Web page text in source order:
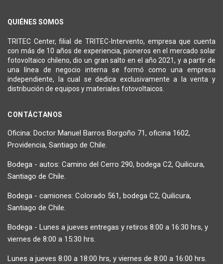
QUIÉNES SOMOS
TRITEC Center, filial de TRITEC-Intervento, empresa que cuenta
con más de 10 años de experiencia, pioneros en el mercado solar
fotovoltaico chileno, dio un gran salto en el año 2021, y a partir de
una línea de negocio interna se formó como una empresa
independiente, la cual se dedica exclusivamente a la venta y
distribución de equipos y materiales fotovoltaicos.
CONTÁCTANOS
Oficina: Doctor Manuel Barros Borgoño 71, oficina 1602,
Providencia, Santiago de Chile.
Bodega - autos: Camino del Cerro 290, bodega C2, Quilicura,
Santiago de Chile.
Bodega - camiones: Colorado 561, bodega C2, Quilicura,
Santiago de Chile.
Bodega - Lunes a jueves entregas y retiros 8:00 a 16:30 hrs, y
viernes de 8:00 a 15:30 hrs.
Lunes a jueves 8:00 a 18:00 hrs, y viernes de 8:00 a 16:00 hrs.